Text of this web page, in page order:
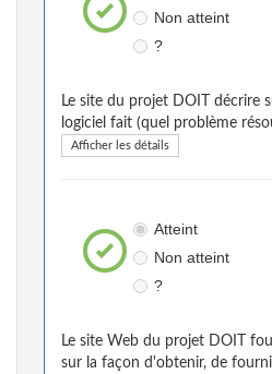
Non atteint
?
Le site du projet DOIT décrire
logiciel fait (quel problème
Afficher les détails
Atteint
Non atteint
?
Le site Web du projet DOIT
sur la façon d'obtenir, de